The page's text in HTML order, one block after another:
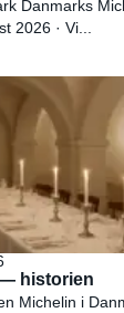
Danmarks
2026 · Vi...
— historien
Michelin i